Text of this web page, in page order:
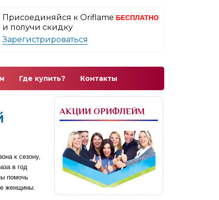
Присоединяйся к Oriflame БЕСПЛАТНО
и получи скидку
Зарегистрироваться
Где купить? Контакты
к сезону,
в год
помочь
женщины.
АКЦИИ ОРИФЛЕЙМ